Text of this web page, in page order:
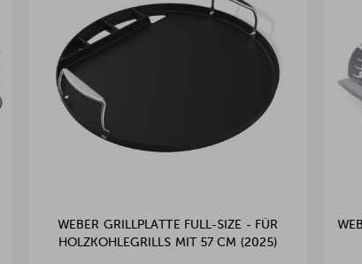
WEBER GRILLPLATTE FULL-SIZE - FÜR
HOLZKOHLEGRILLS MIT 57 CM (2025)